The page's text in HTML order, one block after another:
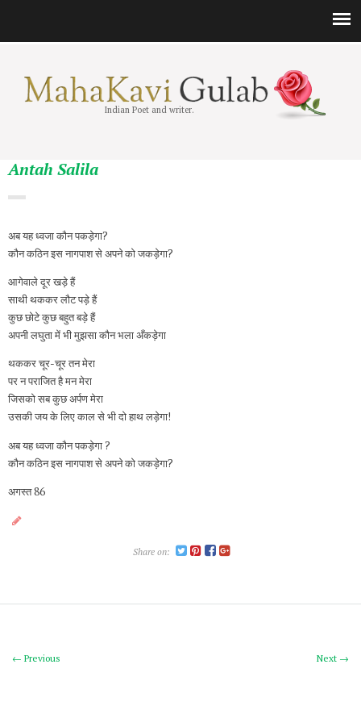
Indian Poet and writer.
Antah Salila
अब यह ध्वजा कौन पकड़ेगा?
कौन कठिन इस नागपाश से अपने को जकड़ेगा?
आगेवाले दूर खड़े हैं
साथी थककर लौट पड़े हैं
कुछ छोटे कुछ बहुत बड़े हैं
अपनी लघुता में भी मुझसा कौन भला अँकड़ेगा
थककर चूर-चूर तन मेरा
पर न पराजित है मन मेरा
जिसको सब कुछ अर्पण मेरा
उसकी जय के लिए काल से भी दो हाथ लड़ेगा!
अब यह ध्वजा कौन पकड़ेगा ?
कौन कठिन इस नागपाश से अपने को जकड़ेगा?
अगस्त 86
Share on:
Next →
← Previous